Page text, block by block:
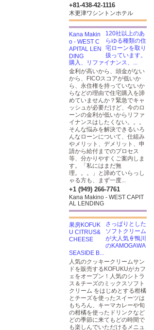
+81-438-42-1116
木更津ワシントンホテル
120社以上のあ
らゆる種類の住
宅ローンを取り
扱っています。
購入、リファイナンス、...
金利が高いから、頭金がない
から、FICOスコアが低いか
ら、永住権を持っていないか
らなどの理由で住宅購入を諦
めていませんか？緊急でキャ
ッシュが必要だけど、今のロ
ーンの金利が低いからリファ
イナンスはしたくない。。。
そんな悩みを解決できるいろ
んなローンについて、仕組み
やメリット、デメリット、申
請から給付までのプロセス
等、分かりやすくご案内しま
す。「私にはまだ無
理。。。」と諦めていらっし
ゃる方も、まず一度...
+1 (949) 266-7761
Kana Makino - WEST CAPIT
AL LENDING
さっぱりとした
ソフトクリーム
が大人気🍦鴨川
のKAMOGAWA
SEASIDE B...
人気のクッキークリームサン
ドを販売するKOFUKUがカフ
ェをオープン！人気のシトラ
ス＆チーズのミックスソフト
クリーム をはじめとする柑橘
とチーズを使ったスイーツは
もちろん、キーマカレーや旬
の柑橘を使ったドリンクなど
どの季節に来てもどの時間で
も楽しんでいただけるメニュ